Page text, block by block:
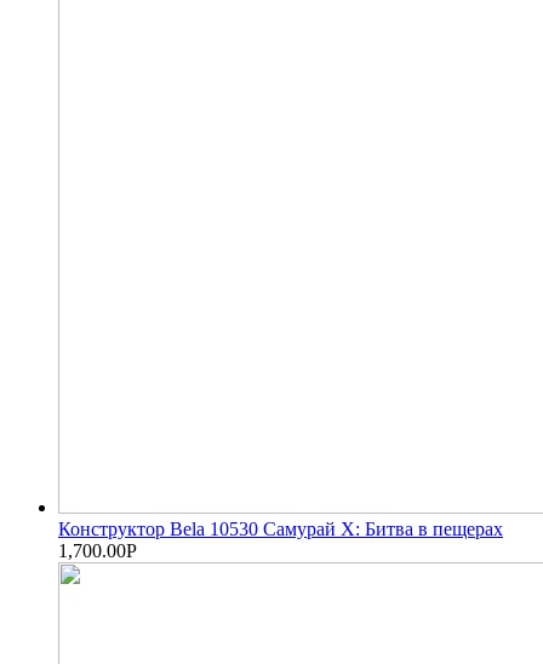
Конструктор Bela 10530 Самурай Х: Битва в пещерах
1,700.00Р